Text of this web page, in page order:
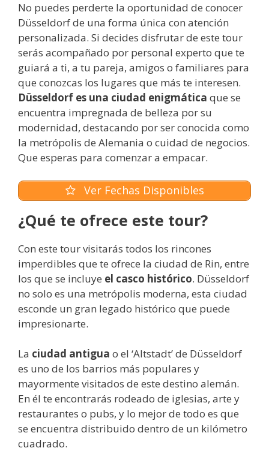
No puedes perderte la oportunidad de conocer
Düsseldorf de una forma única con atención
personalizada. Si decides disfrutar de este tour
serás acompañado por personal experto que te
guiará a ti, a tu pareja, amigos o familiares para
que conozcas los lugares que más te interesen.
Düsseldorf es una ciudad enigmática que se
encuentra impregnada de belleza por su
modernidad, destacando por ser conocida como
la metrópolis de Alemania o cuidad de negocios.
Que esperas para comenzar a empacar.
Ver Fechas Disponibles
¿Qué te ofrece este tour?
Con este tour visitarás todos los rincones
imperdibles que te ofrece la ciudad de Rin, entre
los que se incluye el casco histórico. Düsseldorf
no solo es una metrópolis moderna, esta ciudad
esconde un gran legado histórico que puede
impresionarte.
La ciudad antigua o el ‘Altstadt’ de Düsseldorf
es uno de los barrios más populares y
mayormente visitados de este destino alemán.
En él te encontrarás rodeado de iglesias, arte y
restaurantes o pubs, y lo mejor de todo es que
se encuentra distribuido dentro de un kilómetro
cuadrado.